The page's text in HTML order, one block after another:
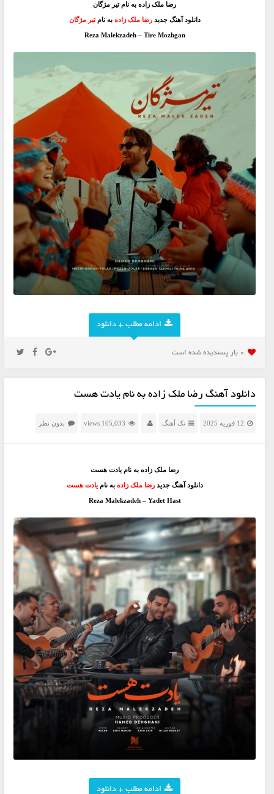
رضا ملک زاده به نام تیر مژگان
دانلود آهنگ جدید رضا ملک زاده به نامتیر مژگان
Reza Malekzadeh – Tire Mozhgan
ادامه مطلب + دانلود
0 بار پسنديده شده است
دانلود آهنگ رضا ملک زاده به نام یادت هست
12 فوریه 2025 تک آهنگ 105,033 views بدون نظر
رضا ملک زاده به نام یادت هست
دانلود آهنگ جدید رضا ملک زاده به نامیادت هست
Reza Malekzadeh – Yadet Hast
ادامه مطلب + دانلود